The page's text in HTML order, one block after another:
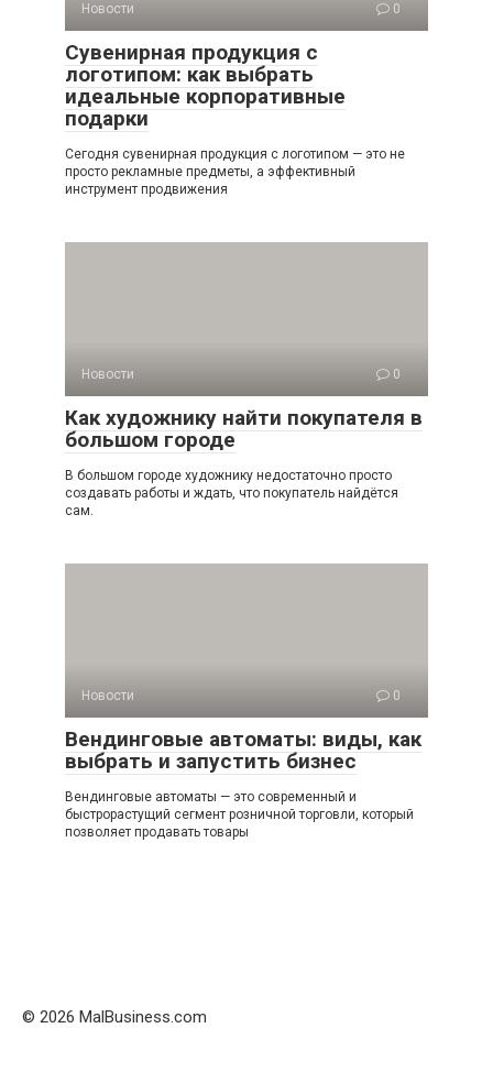
Новости 0
Сувенирная продукция с
логотипом: как выбрать
идеальные корпоративные
подарки
Сегодня сувенирная продукция с логотипом — это не
просто рекламные предметы, а эффективный
инструмент продвижения
Новости 0
Как художнику найти покупателя в
большом городе
В большом городе художнику недостаточно просто
создавать работы и ждать, что покупатель найдётся
сам.
Новости 0
Вендинговые автоматы: виды, как
выбрать и запустить бизнес
Вендинговые автоматы — это современный и
быстрорастущий сегмент розничной торговли, который
позволяет продавать товары
© 2026 MalBusiness.com